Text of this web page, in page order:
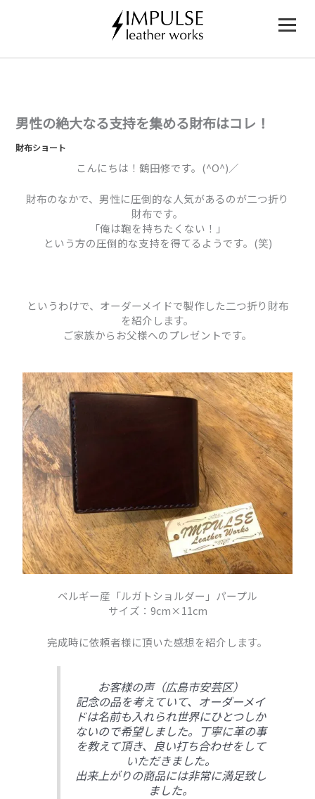
男性の絶大なる支持を集める財布はコレ！
財布ショート
こんにちは！鶴田修です。(^O^)／
財布のなかで、男性に圧倒的な人気があるのが二つ折り
財布です。
「俺は鞄を持ちたくない！」
という方の圧倒的な支持を得てるようです。(笑)
というわけで、オーダーメイドで製作した二つ折り財布
を紹介します。
ご家族からお父様へのプレゼントです。
ベルギー産「ルガトショルダー」パープル
サイズ：9cm×11cm
完成時に依頼者様に頂いた感想を紹介します。
お客様の声（広島市安芸区）
記念の品を考えていて、オーダーメイ
ドは名前も入れられ世界にひとつしか
ないので希望しました。丁寧に革の事
を教えて頂き、良い打ち合わせをして
いただきました。
出来上がりの商品には非常に満足致し
ました。